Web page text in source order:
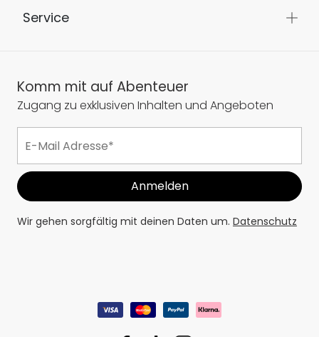
Service
Komm mit auf Abenteuer
Zugang zu exklusiven Inhalten und Angeboten
Wir gehen sorgfältig mit deinen Daten um. Datenschutz